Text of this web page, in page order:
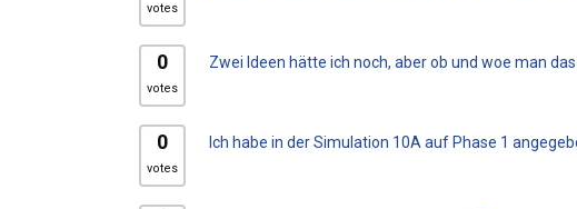
votes
0
votes
Zwei Ideen hätte ich noch, aber ob und woe man
0
votes
Ich habe in der Simulation 10A auf Phase 1